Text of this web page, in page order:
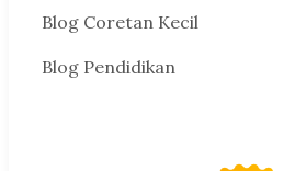
Blog Coretan Kecil
Blog Pendidikan